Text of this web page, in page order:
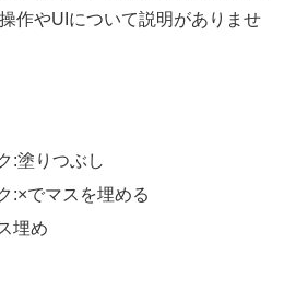
作やUIについて説明がありませ
:塗りつぶし
:×でマスを埋める
埋め